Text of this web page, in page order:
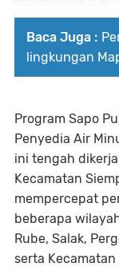
Baca Juga :
lingkungan
Program Sapo
Penyedia Air
ini tengah
Kecamatan
mempercepat
beberapa
Rube, Salak,
serta Kecamatan